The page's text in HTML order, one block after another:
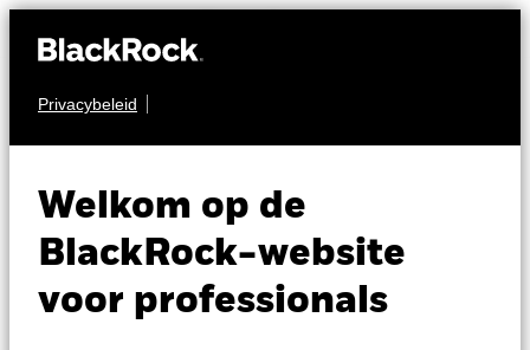
Privacybeleid
Welkom op de
BlackRock-website
voor professionals
OBLIGATIES
Fixed Maturity Bond
Fund 2028